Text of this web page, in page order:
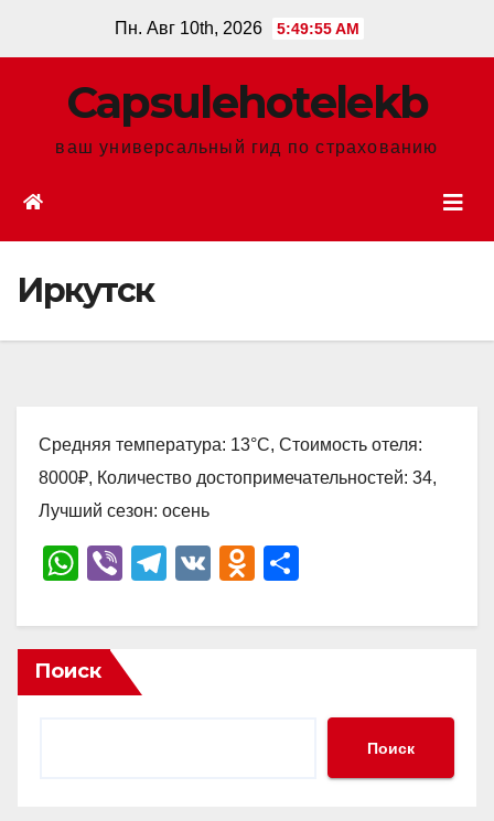
Пн. Авг 10th, 2026 5:49:56 AM
Сapsulehotelekb
ваш универсальный гид по страхованию
Иркутск
Средняя температура: 13°C, Стоимость отеля:
8000₽, Количество достопримечательностей: 34,
Лучший сезон: осень
W
at
s
A
Vi
er
T
e
V
O
n
р
ть
Поиск
Поиск